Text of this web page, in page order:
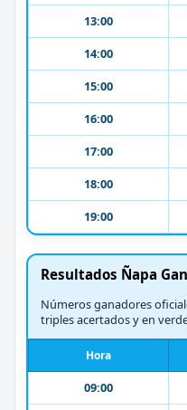
13:00
14:00
15:00
16:00
17:00
18:00
19:00
Resultados Ñapa
Números ganadores
triples acertados y en
Hora
09:00